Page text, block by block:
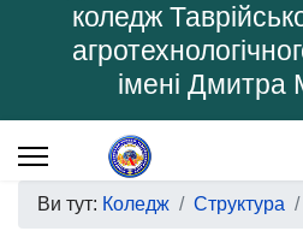
коледж
імені Дмитра
Ви тут: Коледж Структура